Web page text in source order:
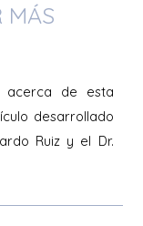
MÁS
acerca de esta
desarrollado
Ruiz y el Dr.